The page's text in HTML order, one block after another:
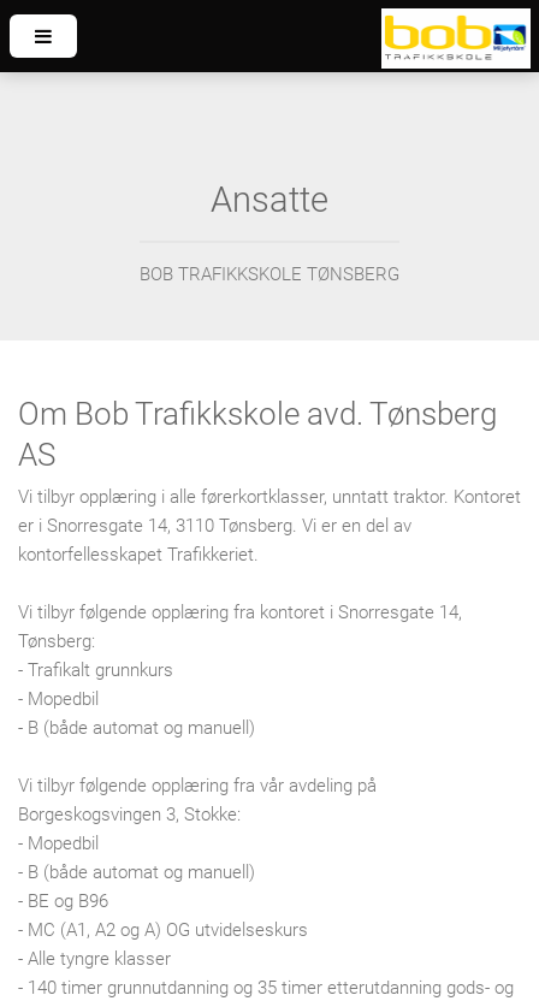
Ansatte
BOB TRAFIKKSKOLE TØNSBERG
Om Bob Trafikkskole avd. Tønsberg
AS
Vi tilbyr opplæring i alle førerkortklasser, unntatt traktor. Kontoret
er i Snorresgate 14, 3110 Tønsberg. Vi er en del av
kontorfellesskapet Trafikkeriet.
Vi tilbyr følgende opplæring fra kontoret i Snorresgate 14,
Tønsberg:
- Trafikalt grunnkurs
- Mopedbil
- B (både automat og manuell)
Vi tilbyr følgende opplæring fra vår avdeling på
Borgeskogsvingen 3, Stokke:
- Mopedbil
- B (både automat og manuell)
- BE og B96
- MC (A1, A2 og A) OG utvidelseskurs
- Alle tyngre klasser
- 140 timer grunnutdanning og 35 timer etterutdanning gods- og